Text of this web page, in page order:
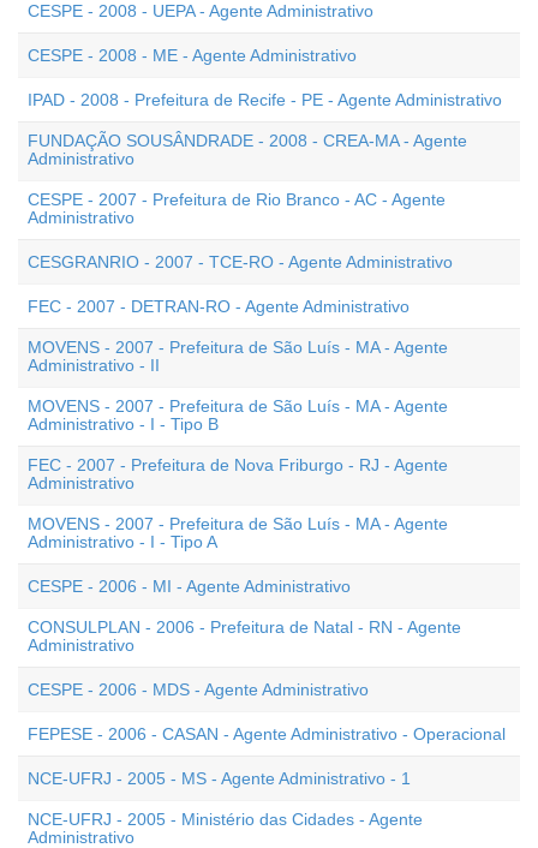
CESPE - 2008 - UEPA - Agente Administrativo
CESPE - 2008 - ME - Agente Administrativo
IPAD - 2008 - Prefeitura de Recife - PE - Agente Administrativo
FUNDAÇÃO SOUSÂNDRADE - 2008 - CREA-MA - Agente
Administrativo
CESPE - 2007 - Prefeitura de Rio Branco - AC - Agente
Administrativo
CESGRANRIO - 2007 - TCE-RO - Agente Administrativo
FEC - 2007 - DETRAN-RO - Agente Administrativo
MOVENS - 2007 - Prefeitura de São Luís - MA - Agente
Administrativo - II
MOVENS - 2007 - Prefeitura de São Luís - MA - Agente
Administrativo - I - Tipo B
FEC - 2007 - Prefeitura de Nova Friburgo - RJ - Agente
Administrativo
MOVENS - 2007 - Prefeitura de São Luís - MA - Agente
Administrativo - I - Tipo A
CESPE - 2006 - MI - Agente Administrativo
CONSULPLAN - 2006 - Prefeitura de Natal - RN - Agente
Administrativo
CESPE - 2006 - MDS - Agente Administrativo
FEPESE - 2006 - CASAN - Agente Administrativo - Operacional
NCE-UFRJ - 2005 - MS - Agente Administrativo - 1
NCE-UFRJ - 2005 - Ministério das Cidades - Agente
Administrativo